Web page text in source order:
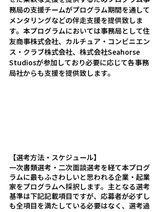
務局の支援チームがプログラム期間を通して
メンタリングなどの伴走支援を提供致しま
す。本プログラムにおいては事務局として住
友商事株式会社、カルチュア・コンビニエン
ス・クラブ株式会社、株式会社Seahorse
Studiosが参加しており必要に応じて各事務
局社からも支援を提供致します。
【選考方法・スケジュール】
一次書類選考・二次面談選考を経て本プログ
ラムに最もふさわしいと思われる企業・起業
家をプログラムへ採択します。主となる選考
基準は下記記載項目ですが、応募者が必ずし
も全項目を満たしている必要はなく、選考過